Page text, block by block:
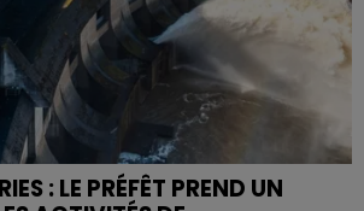
: LE PRÉFÊT PREND UN